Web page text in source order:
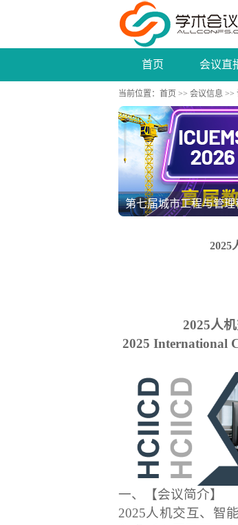
首页 会议直
当前位置： 首页 >> 会议信息 >>
2026年电子工程、通
2025
2025人
2025 International
一、【会议简介】
2025人机交互、智